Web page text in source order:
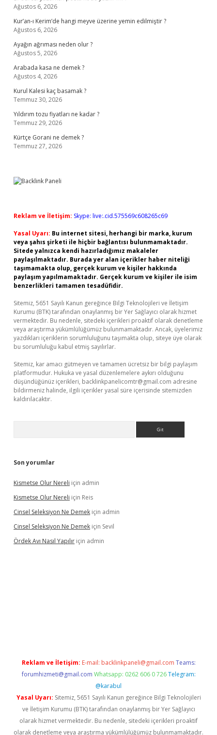
Ağustos 6, 2026
Kur’an-ı Kerim’de hangi meyve üzerine yemin edilmiştir ?
Ağustos 6, 2026
Ayağın ağrıması neden olur ?
Ağustos 5, 2026
Arabada kasa ne demek ?
Ağustos 4, 2026
Kurul Kalesi kaç basamak ?
Temmuz 30, 2026
Yıldırım tozu fiyatları ne kadar ?
Temmuz 29, 2026
Kürtçe Gorani ne demek ?
Temmuz 27, 2026
Reklam ve İletişim: Skype: live:.cid.575569c608265c69
Yasal Uyarı: Bu internet sitesi, herhangi bir marka, kurum
veya şahıs şirketi ile hiçbir bağlantısı bulunmamaktadır.
Sitede yalnızca kendi hazırladığımız makaleler
paylaşılmaktadır. Burada yer alan içerikler haber niteliği
taşımamakta olup, gerçek kurum ve kişiler hakkında
paylaşım yapılmamaktadır. Gerçek kurum ve kişiler ile isim
benzerlikleri tamamen tesadüfidir.
Sitemiz, 5651 Sayılı Kanun gereğince Bilgi Teknolojileri ve İletişim
Kurumu (BTK) tarafından onaylanmış bir Yer Sağlayıcı olarak hizmet
vermektedir. Bu nedenle, sitedeki içerikleri proaktif olarak denetleme
veya araştırma yükümlülüğümüz bulunmamaktadır. Ancak, üyelerimiz
yazdıkları içeriklerin sorumluluğunu taşımakta olup, siteye üye olarak
bu sorumluluğu kabul etmiş sayılırlar.
Sitemiz, kar amacı gütmeyen ve tamamen ücretsiz bir bilgi paylaşım
platformudur. Hukuka ve yasal düzenlemelere aykırı olduğunu
düşündüğünüz içerikleri, backlinkpanelicomtr@gmail.com adresine
bildirmeniz halinde, ilgili içerikler yasal süre içerisinde sitemizden
kaldırılacaktır.
Son yorumlar
Kismetse Olur Nereli için admin
Kismetse Olur Nereli için Reis
Cinsel Seleksiyon Ne Demek için admin
Cinsel Seleksiyon Ne Demek için Sevil
Ördek Avı Nasıl Yapılır için admin
Reklam ve İletişim: E-mail: backlinkpaneli@gmail.com Teams:
forumhizmeti@gmail.com Whatsapp: 0262 606 0 726 Telegram:
@karabul
Yasal Uyarı: Sitemiz, 5651 Sayılı Kanun gereğince Bilgi Teknolojileri
ve İletişim Kurumu (BTK) tarafından onaylanmış bir Yer Sağlayıcı
olarak hizmet vermektedir. Bu nedenle, sitedeki içerikleri proaktif
olarak denetleme veya araştırma yükümlülüğümüz bulunmamaktadır.